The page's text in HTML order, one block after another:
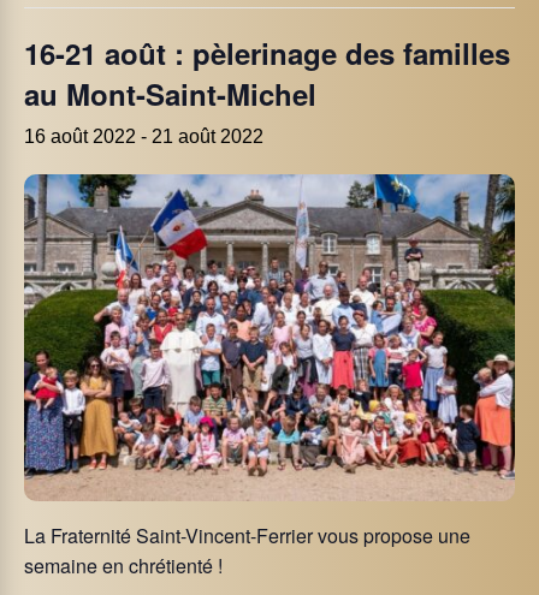
16-21 août : pèlerinage des familles
au Mont-Saint-Michel
16 août 2022 - 21 août 2022
La Fraternité Saint-Vincent-Ferrier vous propose une
semaine en chrétienté !